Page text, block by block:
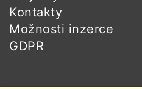
Kontakty
Možnosti inzerce
GDPR